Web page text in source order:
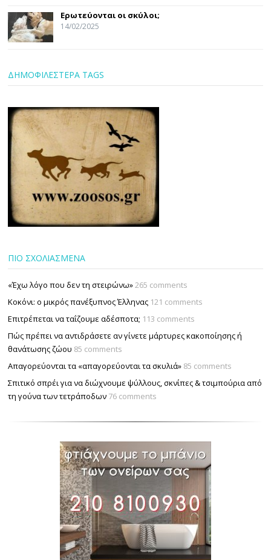
Ερωτεύονται οι σκύλοι;
14/02/2025
ΔΗΜΟΦΙΛΕΣΤΕΡΑ TAGS
ΠΙΟ ΣΧΟΛΙΑΣΜΕΝΑ
«Έχω λόγο που δεν τη στειρώνω»265 comments
Κοκόνι: ο μικρός πανέξυπνος Έλληνας 121 comments
Επιτρέπεται να ταΐζουµε αδέσποτα; 113 comments
Πώς πρέπει να αντιδράσετε αν γίνετε μάρτυρες κακοποίησης ή
θανάτωσης ζώου 85 comments
Απαγορεύονται τα «απαγορεύονται τα σκυλιά» 85 comments
Σπιτικό σπρέι για να διώχνουμε ψύλλους, σκνίπες & τσιμπούρια από
τη γούνα των τετράποδων 76 comments